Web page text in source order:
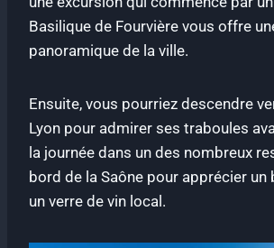
Basilique de Fourvière vous offre
panoramique de la ville.
Ensuite, vous pourriez descendre
Lyon pour admirer ses traboules
la journée dans un des nombreux
bord de la Saône pour apprécier un
un verre de vin local.